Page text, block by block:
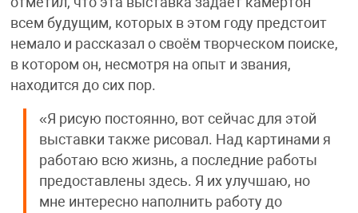
всем будущим, которых в этом году предстоит
немало и рассказал о своём творческом поиске,
в котором он, несмотря на опыт и звания,
находится до сих пор.
«Я рисую постоянно, вот сейчас для этой
выставки также рисовал. Над картинами я
работаю всю жизнь, а последние работы
предоставлены здесь. Я их улучшаю, но
мне интересно наполнить работу до